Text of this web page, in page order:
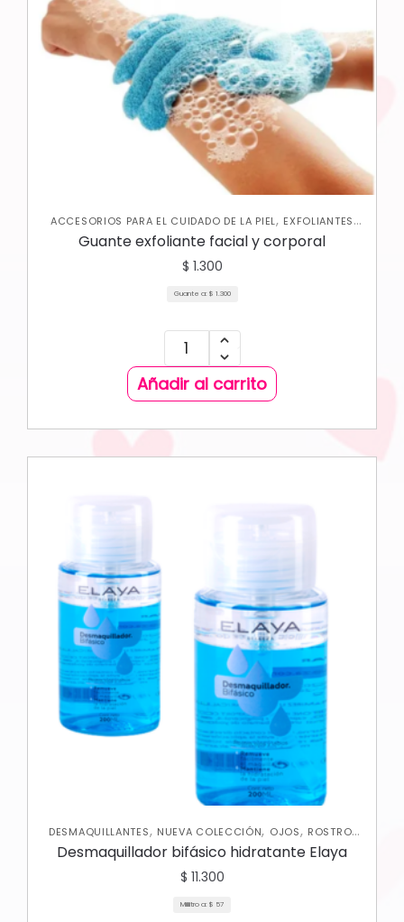
ACCESORIOS PARA EL CUIDADO DE LA PIEL, EXFOLIANTES
CORPORALES
JABONES Y EXFOLIANTES
SKIN CARE
CORPORAL,SKIN CARE FACIAL
Guante exfoliante facial y corporal
$ 1.300
Guante a: $ 1.300
Añadir al carrito
DESMAQUILLANTES, NUEVA COLECCIÓN, OJOS, ROSTRO,
SKIN CARE FACIAL
Desmaquillador bifásico hidratante Elaya
$ 11.300
Mililitro a: $ 57